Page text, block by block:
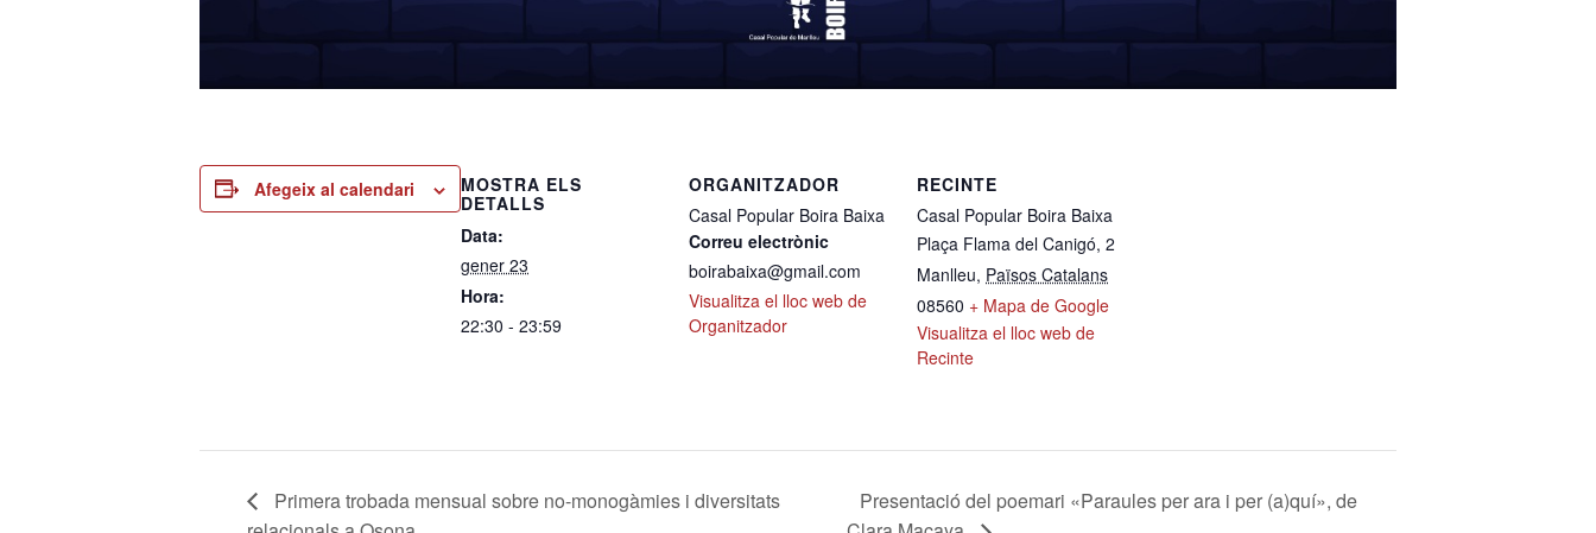
Afegeix al calendari
MOSTRA ELS
DETALLS
Data:
gener 23
Hora:
22:30 - 23:59
ORGANITZADOR
Casal Popular Boira Baixa
Correu electrònic
boirabaixa@gmail.com
Visualitza el lloc web de
Organitzador
RECINTE
Casal Popular Boira Baixa
Plaça Flama del Canigó, 2
Manlleu, Països Catalans
08560 + Mapa de Google
Visualitza el lloc web de
Recinte
Primera trobada mensual sobre no-monogàmies i diversitats
Presentació del poemari «Paraules per ara i per (a)quí», de